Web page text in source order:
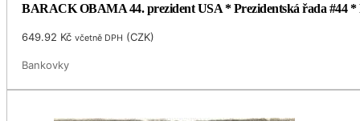
BARACK OBAMA 44. prezident USA * Prezidentská řada #44 *
649.92 Kč včetně DPH (CZK)
Bankovky